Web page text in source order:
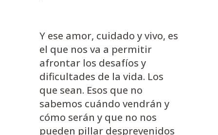
Y ese amor, cuidado y vivo, es
el que nos va a permitir
afrontar los desafíos y
dificultades de la vida. Los
que sean. Esos que no
sabemos cuándo vendrán y
cómo serán y que no nos
pueden pillar desprevenidos